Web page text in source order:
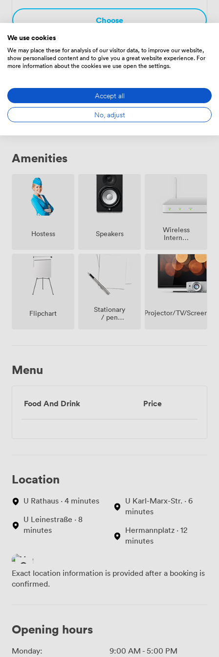
dabei die Zukunft gestalten wollen.
Choose
Lion·From 9 to 30 people
Choose
Amenities
Hostess Speakers
Wireless
Internet
Flipchart
Stationary
/ pen
Projector/TV/Screen
Menu
Food And Drink Price
Location
U Rathaus · 4 minutes
U Leinestraße · 8
minutes
U Karl-Marx-Str. · 6
minutes
Hermannplatz · 12
minutes
Exact location information is provided after a booking is
confirmed.
Opening hours
Monday: 9:00 AM - 5:00 PM
We use cookies
We may place these for analysis of our visitor data, to improve our website,
show personalised content and to give you a great website experience. For
more information about the cookies we use open the settings.
Accept all
No, adjust